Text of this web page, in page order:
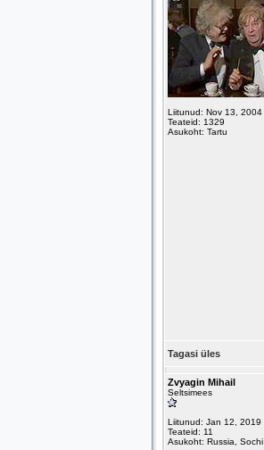
Liitunud: Nov 13, 2004
Teateid: 1329
Asukoht: Tartu
Tagasi üles
Zvyagin Mihail
Seltsimees
Liitunud: Jan 12, 2019
Teateid: 11
Asukoht: Russia, Sochi